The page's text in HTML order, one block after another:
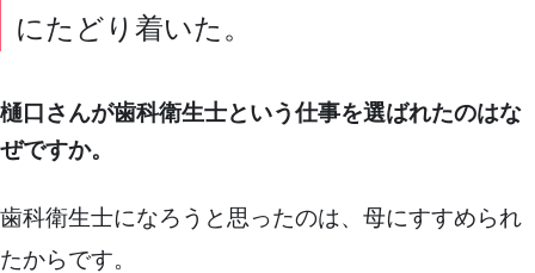
にたどり着いた。
樋口さんが歯科衛生士という仕事を選ばれたのはな
ぜですか。
歯科衛生士になろうと思ったのは、母にすすめられ
たからです。